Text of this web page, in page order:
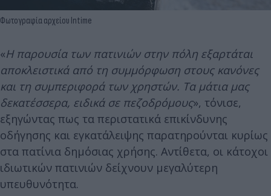
Φωτογραφία αρχείου Intime
«Η παρουσία των πατινιών στην πόλη εξαρτάται
αποκλειστικά από τη συμμόρφωση στους κανόνες
και τη συμπεριφορά των χρηστών. Τα μάτια μας
δεκατέσσερα, ειδικά σε πεζοδρόμους», τόνισε,
εξηγώντας πως τα περιστατικά επικίνδυνης
οδήγησης και εγκατάλειψης παρατηρούνται κυρίως
στα πατίνια δημόσιας χρήσης. Αντίθετα, οι κάτοχοι
ιδιωτικών πατινιών δείχνουν μεγαλύτερη
υπευθυνότητα.